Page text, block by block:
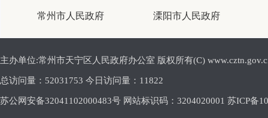
常州市人民政府 溧阳市人民政府
主办单位:常州市天宁区人民政府办公室 版权所有(C)
总访问量： 52031753 今日访问量： 11822
苏公网安备32041102000483号 网站标识码：3204020001 苏ICP备